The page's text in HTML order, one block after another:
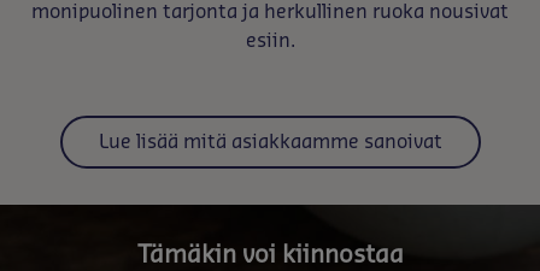
monipuolinen tarjonta ja herkullinen ruoka nousivat
esiin.
Lue lisää mitä asiakkaamme sanoivat
Tämäkin voi kiinnostaa